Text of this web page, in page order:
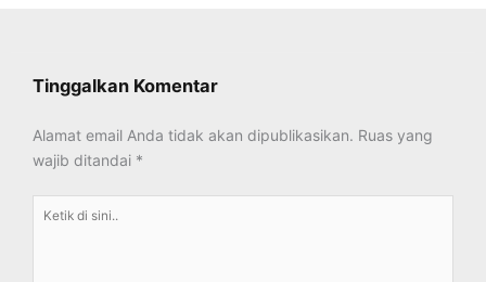
Tinggalkan Komentar
Alamat email Anda tidak akan dipublikasikan. Ruas yang
wajib ditandai *
Ketik